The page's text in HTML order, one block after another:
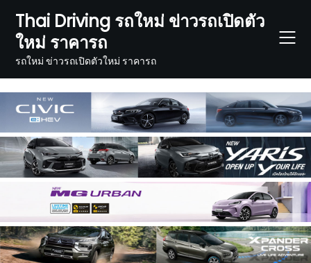
content
Thai Driving รถใหม่ ข่าวรถเปิดตัว
ใหม่ ราคารถ
รถใหม่ ข่าวรถเปิดตัวใหม่ ราคารถ